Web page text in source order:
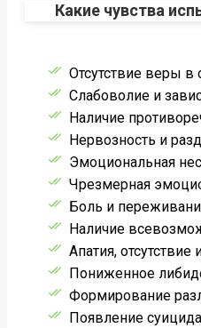
Какие чувства
Отсутствие веры в
Слабоволие и
Наличие
Нервозность и
Эмоциональная
Чрезмерная
Боль и
Наличие
Апатия,
Пониженное
Формирование
Появление